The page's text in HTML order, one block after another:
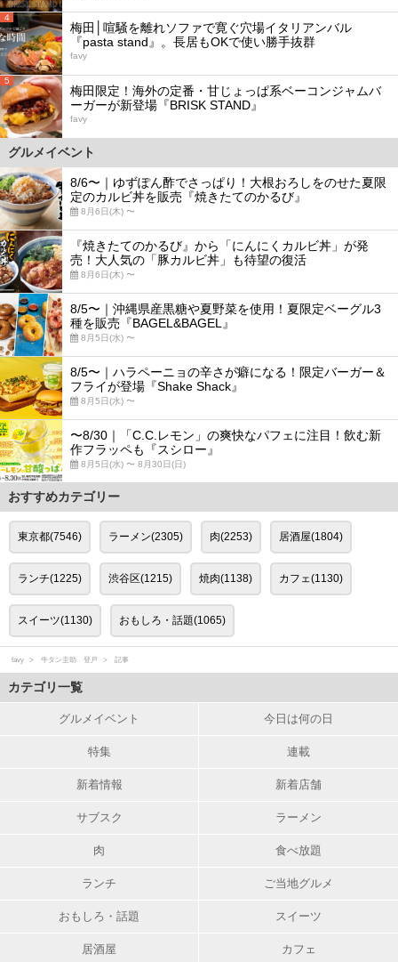
4
梅田│喧騒を離れソファで寛ぐ穴場イタリアンバル
『pasta stand』。長居もOKで使い勝手抜群
favy
5
梅田限定！海外の定番・甘じょっぱ系ベーコンジャムバ
ーガーが新登場『BRISK STAND』
favy
グルメイベント
8/6〜｜ゆずぽん酢でさっぱり！大根おろしをのせた夏限
定のカルビ丼を販売『焼きたてのかるび』
8月6日(木) 〜
『焼きたてのかるび』から「にんにくカルビ丼」が発
売！大人気の「豚カルビ丼」も待望の復活
8月6日(木) 〜
8/5〜｜沖縄県産黒糖や夏野菜を使用！夏限定ベーグル3
種を販売『BAGEL&BAGEL』
8月5日(水) 〜
8/5〜｜ハラペーニョの辛さが癖になる！限定バーガー＆
フライが登場『Shake Shack』
8月5日(水) 〜
〜8/30｜「C.C.レモン」の爽快なパフェに注目！飲む新
作フラッペも『スシロー』
8月5日(水) 〜 8月30日(日)
おすすめカテゴリー
東京都(7546) ラーメン(2305) 肉(2253) 居酒屋(1804)
ランチ(1225) 渋谷区(1215) 焼肉(1138) カフェ(1130)
スイーツ(1130) おもしろ・話題(1065)
favy 牛タン圭助 登戸 記事
カテゴリ一覧
グルメイベント 今日は何の日
特集 連載
新着情報 新着店舗
サブスク ラーメン
肉 食べ放題
ランチ ご当地グルメ
おもしろ・話題 スイーツ
居酒屋 カフェ